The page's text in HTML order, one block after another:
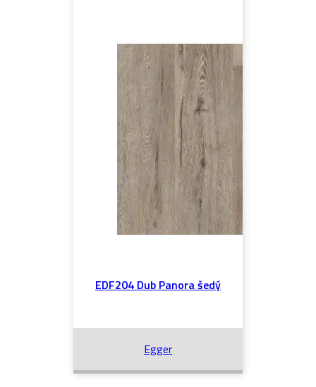
EDF204 Dub Panora šedý
Egger